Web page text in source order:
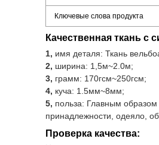
Ключевые слова продукта
Качественная ткань с
1, имя деталя: Ткань
2, ширина: 1,5м~2.0м;
3, грамм: 170гсм~250гсм;
4, куча: 1.5мм~8мм;
5, польза: Главным
принадлежности, одеяло,
Проверка качества: